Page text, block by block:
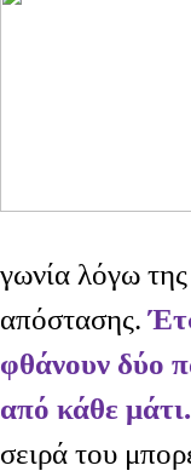
γωνία λόγω
απόστασης.
φθάνουν δύο
από κάθε μάτι.
σειρά του